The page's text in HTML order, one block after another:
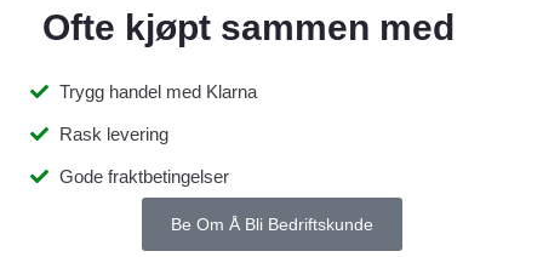
Ofte kjøpt sammen med
Trygg handel med Klarna
Rask levering
Gode fraktbetingelser
Be Om Å Bli Bedriftskunde